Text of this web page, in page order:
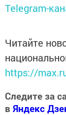
Telegram-
Читайте
https://
Следите за
в Яндекс